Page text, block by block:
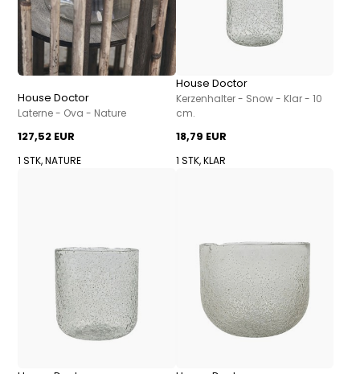
House Doctor
Laterne - Ova - Nature
127,52 EUR
1 STK, NATURE
House Doctor
Kerzenhalter - Snow - Klar - 10
cm.
18,79 EUR
1 STK, KLAR